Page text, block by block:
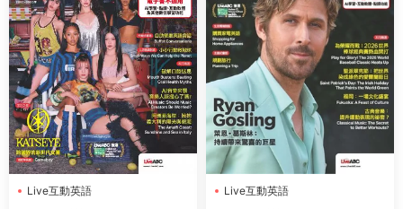
Live互動英語 Live互動英語